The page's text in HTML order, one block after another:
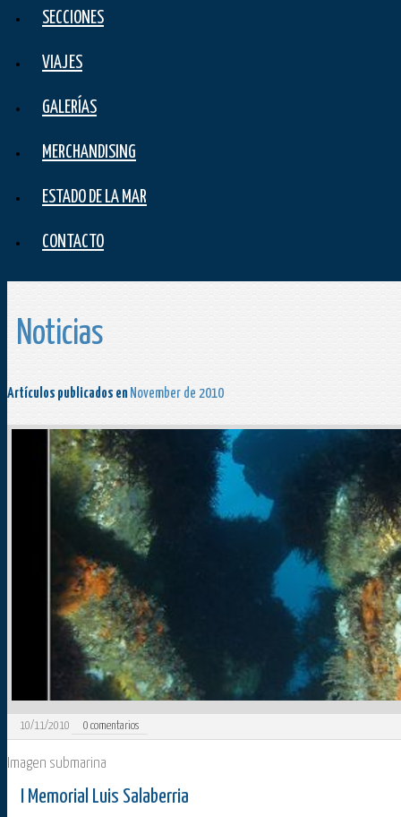
SECCIONES
VIAJES
GALERÍAS
MERCHANDISING
ESTADO DE LA MAR
CONTACTO
Noticias
Artículos publicados en November de 2010
10/11/2010 0 comentarios
Imagen submarina
I Memorial Luis Salaberria